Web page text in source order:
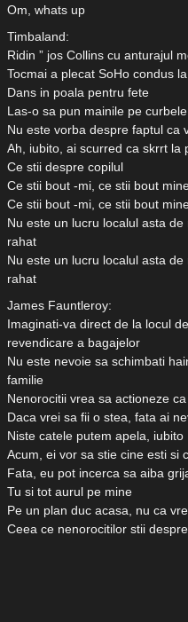
Om, whats up
Timbaland:
Ridin ” jos Collins cu anturajul
Tocmai a plecat SoHo condus
Dans in poala pentru fete
Las-o sa pun mainile pe curbele
Nu este vorba despre faptul ca
Ah, iubito, ai scurred ca skrrt la
Ce stii despre copilul
Ce stii bout -mi, ce stii bout
Ce stii bout -mi, ce stii bout
Nu este un lucru localul asta
rahat
Nu este un lucru localul asta
rahat
James Fauntleroy:
Imaginati-va direct de la locul
revendicare a bagajelor
Nu este nevoie sa schimbati
familie
Nenorocitii vrea sa actioneze
Daca vrei sa fii o stea, fata ai
Niste catele putem apela, iubito
Acum, ei vor sa stie cine esti si
Fata, eu pot incerca sa aiba
Tu si tot aurul pe mine
Pe un plan duc acasa, nu ca
Ceea ce nenorocitilor stii